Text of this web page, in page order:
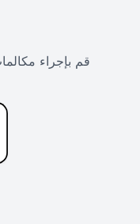
قم بإجراء